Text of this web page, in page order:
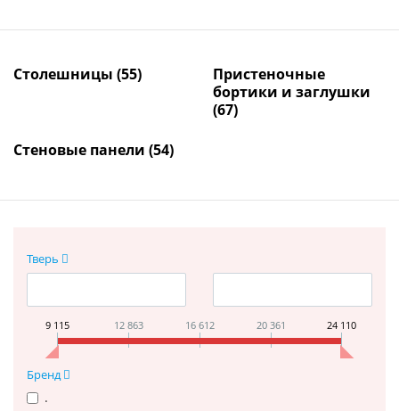
Столешницы (55)
Пристеночные
бортики и заглушки
(67)
Стеновые панели (54)
Тверь
9 115 12 863 16 612 20 361 24 110
Бренд
.